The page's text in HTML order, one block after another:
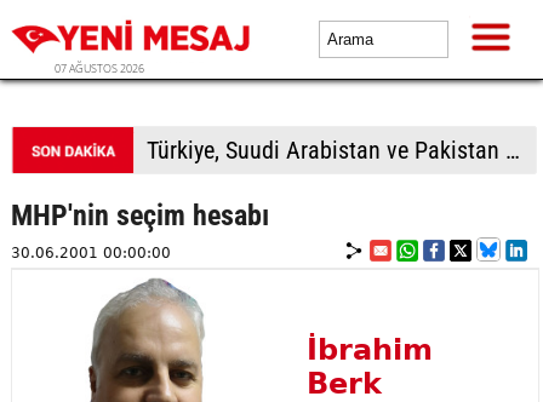
07 AĞUSTOS 2026
Türkiye, Suudi Arabistan ve Pakistan üçlü savunma anlaşması imzalayacak
MHP'nin seçim hesabı
30.06.2001 00:00:00
İbrahim
Berk